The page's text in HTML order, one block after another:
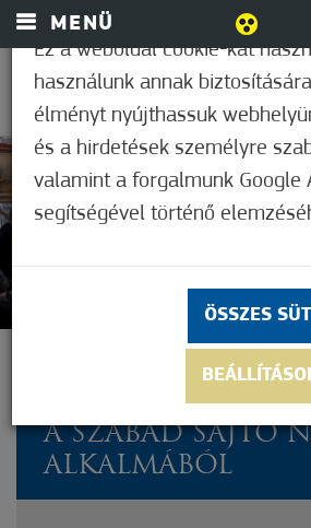
MENÜ
Nem értékelt
ÚJSÁGÍRÓKAT
VENDÉGÜL
A SZABAD SAJTÓ
ALKALMÁBÓL
Ez a weboldal cookie-kat
használunk annak
élményt nyújthassuk
és a hirdetések személyre
valamint a forgalmunk Google
segítségével történő
ÖSSZES